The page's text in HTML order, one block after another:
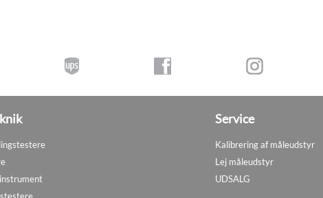
Service
Kalibrering af måleudstyr
Lej måleudstyr
UDSALG